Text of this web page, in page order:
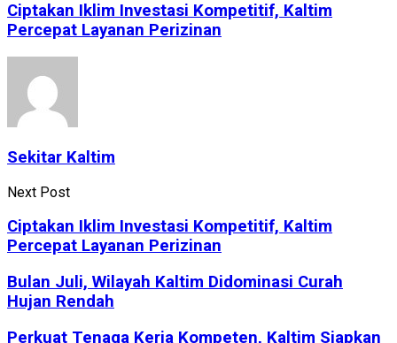
Ciptakan Iklim Investasi Kompetitif, Kaltim
Percepat Layanan Perizinan
Sekitar Kaltim
Next Post
Ciptakan Iklim Investasi Kompetitif, Kaltim
Percepat Layanan Perizinan
Bulan Juli, Wilayah Kaltim Didominasi Curah
Hujan Rendah
Perkuat Tenaga Kerja Kompeten, Kaltim Siapkan